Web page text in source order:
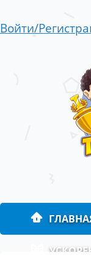
Войти/